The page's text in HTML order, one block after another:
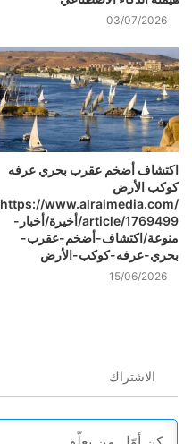
03/07/2026
اكتشاف أضخم عقرب بحري عرفه
كوكب الأرض
https://www.alraimedia.com/
article/1769499/أخيرة/أخبار-
منوعة/اكتشاف-أضخم-عقرب-
بحري-عرفه-كوكب-الأرض
15/06/2026
الاشتراك